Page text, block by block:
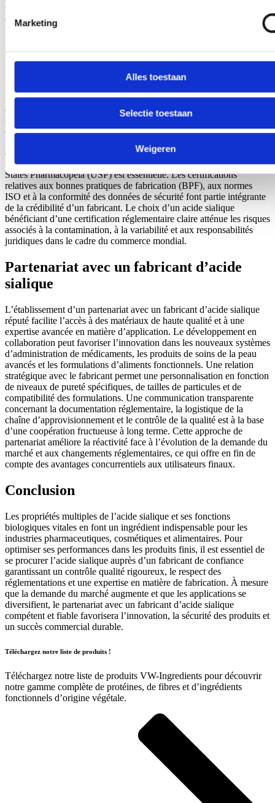
Marketing
Alles toestaan
Selectie toestaan
Weigeren
optimise le rendement et garantit l’intégrité du produit pour les
applications sensibles en aval.
certifications
Les fabricants d’acide sialique doivent se conformer à des cadres
réglementaires complets pour garantir la sécurité des produits et leur
acceptation par le marché. Selon le secteur d’application, l’acide
sialique peut être classé parmi les excipients pharmaceutiques, les
additifs alimentaires ou les ingrédients cosmétiques, chacun étant
régi par des réglementations spécifiques. La conformité avec des
agences telles que la Food and Drug Administration (FDA),
l’Autorité européenne de sécurité des aliments (EFSA) et la United
States Pharmacopeia (USP) est essentielle. Les certifications
relatives aux bonnes pratiques de fabrication (BPF), aux normes
ISO et à la conformité des données de sécurité font partie intégrante
de la crédibilité d’un fabricant. Le choix d’un acide sialique
bénéficiant d’une certification réglementaire claire atténue les risques
associés à la contamination, à la variabilité et aux responsabilités
juridiques dans le cadre du commerce mondial.
Partenariat avec un fabricant d’acide
sialique
L’établissement d’un partenariat avec un fabricant d’acide sialique
réputé facilite l’accès à des matériaux de haute qualité et à une
expertise avancée en matière d’application. Le développement en
collaboration peut favoriser l’innovation dans les nouveaux systèmes
d’administration de médicaments, les produits de soins de la peau
avancés et les formulations d’aliments fonctionnels. Une relation
stratégique avec le fabricant permet une personnalisation en fonction
de niveaux de pureté spécifiques, de tailles de particules et de
compatibilité des formulations. Une communication transparente
concernant la documentation réglementaire, la logistique de la
chaîne d’approvisionnement et le contrôle de la qualité est à la base
d’une coopération fructueuse à long terme. Cette approche de
partenariat améliore la réactivité face à l’évolution de la demande du
marché et aux changements réglementaires, ce qui offre en fin de
compte des avantages concurrentiels aux utilisateurs finaux.
Conclusion
Les propriétés multiples de l’acide sialique et ses fonctions
biologiques vitales en font un ingrédient indispensable pour les
industries pharmaceutiques, cosmétiques et alimentaires. Pour
optimiser ses performances dans les produits finis, il est essentiel de
se procurer l’acide sialique auprès d’un fabricant de confiance
garantissant un contrôle qualité rigoureux, le respect des
réglementations et une expertise en matière de fabrication. À mesure
que la demande du marché augmente et que les applications se
diversifient, le partenariat avec un fabricant d’acide sialique
compétent et fiable favorisera l’innovation, la sécurité des produits et
un succès commercial durable.
Téléchargez notre liste de produits !
Téléchargez notre liste de produits VW-Ingredients pour découvrir
notre gamme complète de protéines, de fibres et d’ingrédients
fonctionnels d’origine végétale.